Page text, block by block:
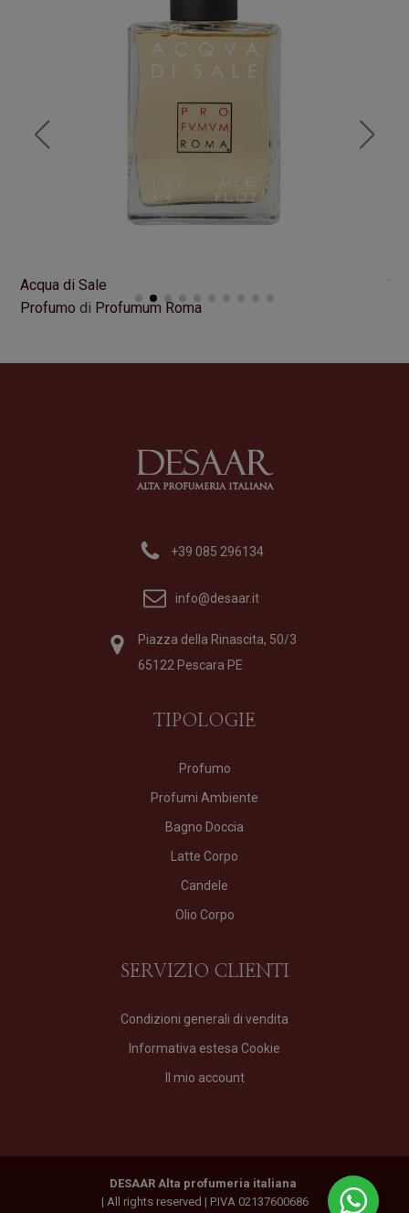
Acqua di Sale
Profumo di Profumum Roma
+39 085 296134
info@desaar.it
Piazza della Rinascita, 50/3
65122 Pescara PE
TIPOLOGIE
Profumo
Profumi Ambiente
Bagno Doccia
Latte Corpo
Candele
Olio Corpo
SERVIZIO CLIENTI
Condizioni generali di vendita
Informativa estesa Cookie
Il mio account
DESAAR Alta profumeria italiana
| All rights reserved | P.IVA 02137600686